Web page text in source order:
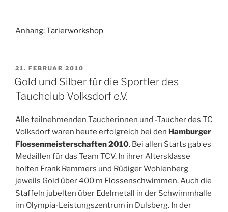
Anhang:Tarierworkshop
VERÖFFENTLICHT
AM
21. FEBRUAR 2010
Gold und Silber für die Sportler des
Tauchclub Volksdorf e.V.
Alle teilnehmenden Taucherinnen und -Taucher des TC
Volksdorf waren heute erfolgreich bei den Hamburger
Flossenmeisterschaften 2010. Bei allen Starts gab es
Medaillen für das Team TCV. In ihrer Altersklasse
holten Frank Remmers und Rüdiger Wohlenberg
jeweils Gold über 400 m Flossenschwimmen. Auch die
Staffeln jubelten über Edelmetall in der Schwimmhalle
im Olympia-Leistungszentrum in Dulsberg. In der